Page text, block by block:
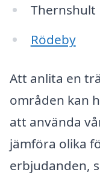
Thernshult
Rödeby
Att anlita en
områden kan
att använda
jämföra olika
erbjudanden,